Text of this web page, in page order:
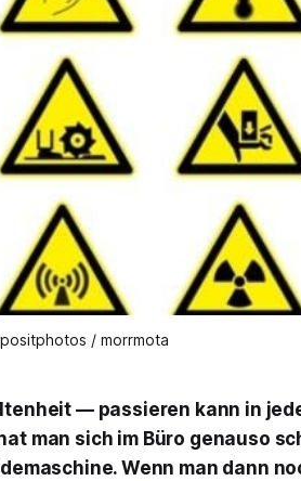
/ morrmota
— passieren kann in
man sich im Büro genauso
Wenn man dann